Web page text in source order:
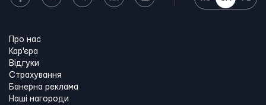
Про нас
Кар'єра
Відгуки
Страхування
Банерна реклама
Наші нагороди